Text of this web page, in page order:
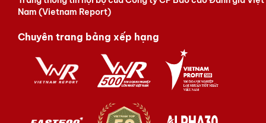
Nam (Vietnam Report)
Chuyên trang bảng xếp hạng